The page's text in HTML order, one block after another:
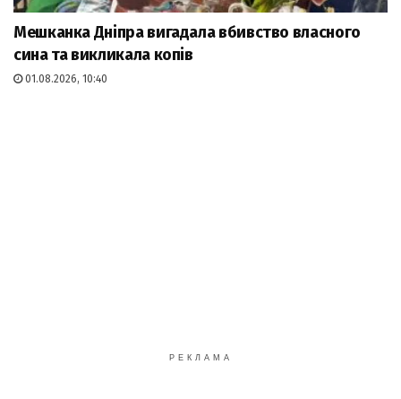
Мешканка Дніпра вигадала вбивство власного
сина та викликала копів
01.08.2026, 10:40
РЕКЛАМА